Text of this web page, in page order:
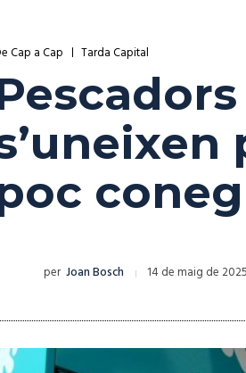
Cap a Cap Tarda Capital
per Joan Bosch 14 de maig de 2025